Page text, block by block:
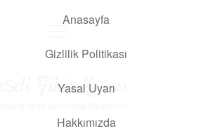
Anasayfa
Gizlilik Politikası
Yasal Uyarı
Hakkımızda
Neşeli Fikir Köşesi